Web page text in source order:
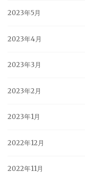
2023年5月
2023年4月
2023年3月
2023年2月
2023年1月
2022年12月
2022年11月